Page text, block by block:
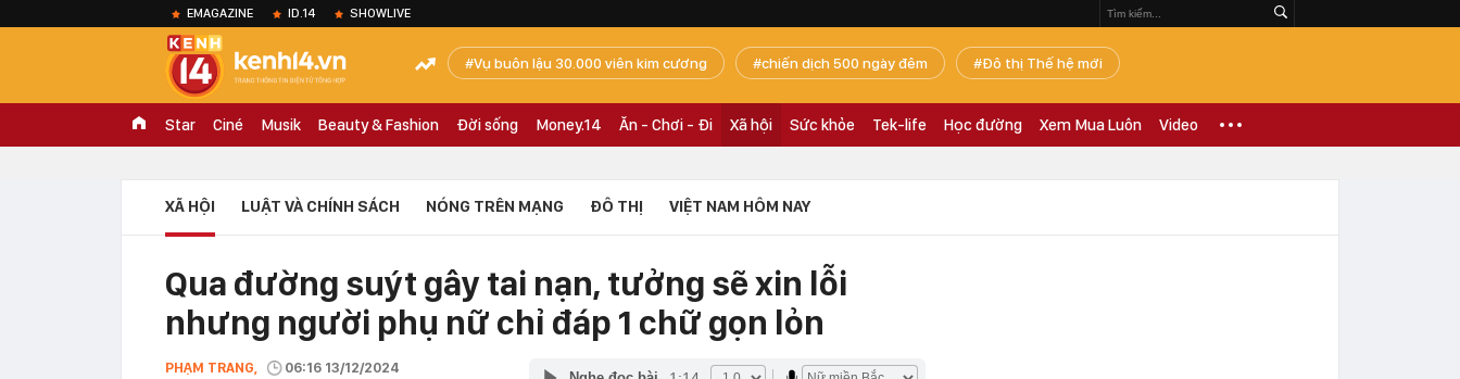
EMAGAZINE ID.14 SHOWLIVE
Vụ buôn lậu 30.000 viên kim cương chiến dịch 500 ngày đêm Đô thị Thế hệ mới
Star Ciné Musik Beauty & Fashion Đời sống Money.14 Ăn - Chơi - Đi Xã hội Sức khỏe Tek-life Học đường Xem Mua Luôn Video
XÃ HỘI LUẬT VÀ CHÍNH SÁCH NÓNG TRÊN MẠNG ĐÔ THỊ VIỆT NAM HÔM NAY
Qua đường suýt gây tai nạn, tưởng sẽ xin lỗi
nhưng người phụ nữ chỉ đáp 1 chữ gọn lỏn
PHẠM TRANG, 06:16 13/12/2024